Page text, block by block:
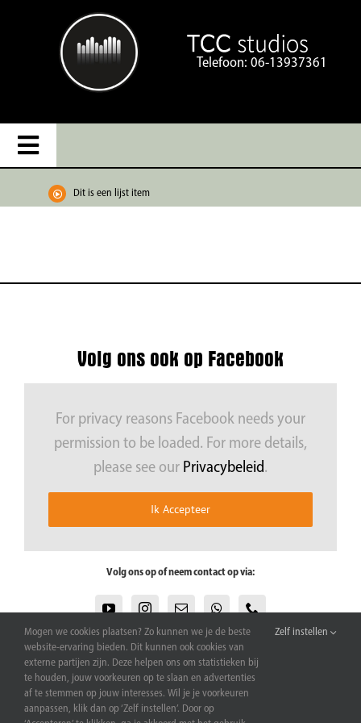
Telefoon: 06-13937361
Toggle
Navigation
Home
Portfolio
Webshop
Contact
Dit is een lijst item
Volg ons ook op Facebook
For privacy reasons Facebook needs your
permission to be loaded. For more details,
please see our Privacybeleid.
Ik Accepteer
Volg ons op of neem contact op via:
Kastanjelaan
Mogen we cookies plaatsen? Zo kunnen we je de beste
website-ervaring bieden. Dit kunnen ook cookies van
externe partijen zijn. Deze helpen ons om statistieken bij
te houden, jouw voorkeuren op te slaan en advertenties
af te stemmen op jouw interesses. Wil je je voorkeuren
aanpassen, klik dan op ‘Zelf instellen’. Door op
Zelf instellen